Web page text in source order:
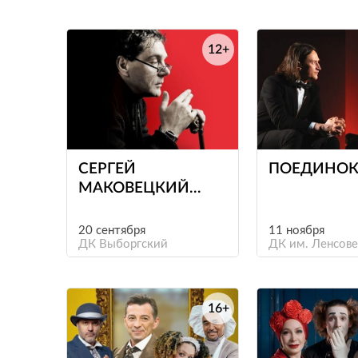
е
СЕРГЕЙ
МАКОВЕЦКИЙ
ВСТРЕЧА»
20 сентября
ДК Выборгский
12+
ПОЕДИНОК
11 ноября
ДК им.
16+